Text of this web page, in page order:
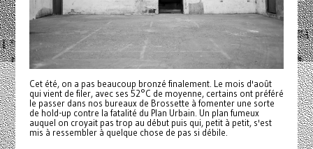
Cet été, on a pas beaucoup bronzé finalement. Le mois d'août
qui vient de filer, avec ses 52°C de moyenne, certains ont préféré
le passer dans nos bureaux de Brossette à fomenter une sorte
de hold-up contre la fatalité du Plan Urbain. Un plan fumeux
auquel on croyait pas trop au début puis qui, petit à petit, s'est
mis à ressembler à quelque chose de pas si débile.